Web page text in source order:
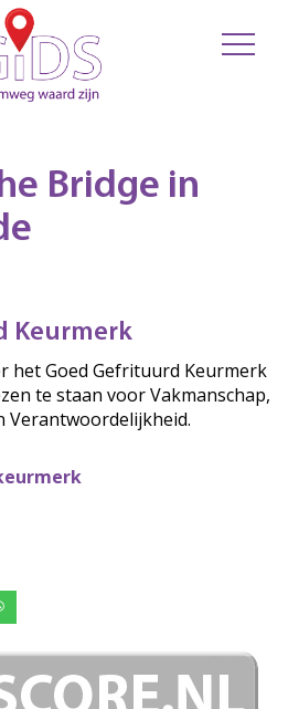
Bridge in
Keurmerk
het Goed Gefrituurd Keurmerk
te staan voor Vakmanschap,
Verantwoordelijkheid.